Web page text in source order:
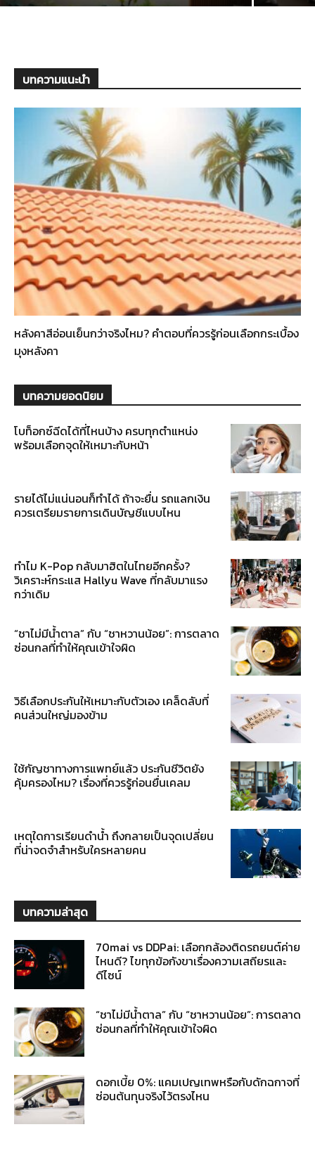
บทความแนะนำ
หลังคาสีอ่อนเย็นกว่าจริงไหม? คำตอบที่ควรรู้ก่อนเลือกกระเบื้อง
มุงหลังคา
บทความยอดนิยม
โบท็อกซ์ฉีดได้ที่ไหนบ้าง ครบทุกตำแหน่ง
พร้อมเลือกจุดให้เหมาะกับหน้า
รายได้ไม่แน่นอนก็ทำได้ ถ้าจะยื่น รถแลกเงิน
ควรเตรียมรายการเดินบัญชีแบบไหน
ทำไม K-Pop กลับมาฮิตในไทยอีกครั้ง?
วิเคราะห์กระแส Hallyu Wave ที่กลับมาแรง
กว่าเดิม
“ชาไม่มีน้ำตาล” กับ “ชาหวานน้อย”: การตลาด
ซ่อนกลที่ทำให้คุณเข้าใจผิด
วิธีเลือกประกันให้เหมาะกับตัวเอง เคล็ดลับที่
คนส่วนใหญ่มองข้าม
ใช้กัญชาทางการแพทย์แล้ว ประกันชีวิตยัง
คุ้มครองไหม? เรื่องที่ควรรู้ก่อนยื่นเคลม
เหตุใดการเรียนดำน้ำ ถึงกลายเป็นจุดเปลี่ยน
ที่น่าจดจำสำหรับใครหลายคน
บทความล่าสุด
70mai vs DDPai: เลือกกล้องติดรถยนต์ค่าย
ไหนดี? ไขทุกข้อกังขาเรื่องความเสถียรและ
ดีไซน์
“ชาไม่มีน้ำตาล” กับ “ชาหวานน้อย”: การตลาด
ซ่อนกลที่ทำให้คุณเข้าใจผิด
ดอกเบี้ย 0%: แคมเปญเทพหรือกับดักฉกาจที่
ซ่อนต้นทุนจริงไว้ตรงไหน